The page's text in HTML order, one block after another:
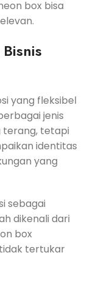
box bisa
yang fleksibel
jenis
terang, tetapi
identitas
yang
sebagai
dikenali dari
box
tertukar